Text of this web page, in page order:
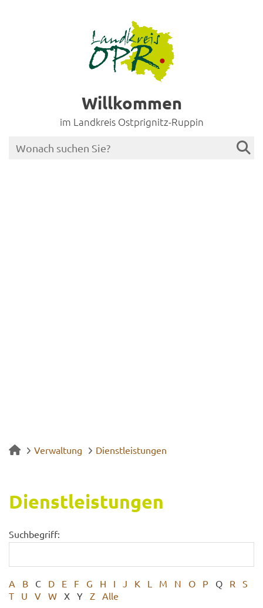
Willkommen
im Landkreis Ostprignitz-Ruppin
Verwaltung Dienstleistungen
Dienst­leis­tun­gen
Suchbegriff:
A B C D E F G H I J K L M N O P Q R
S
T
U V W X Y Z Alle